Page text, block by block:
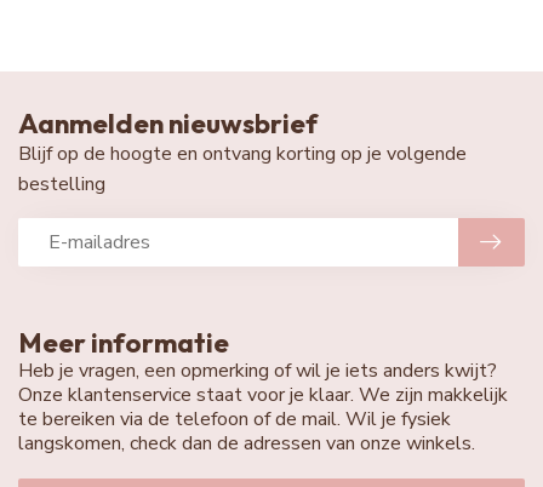
Meer informatie
Heb je vragen, een opmerking of wil je iets anders kwijt?
Onze klantenservice staat voor je klaar. We zijn makkelijk
te bereiken via de telefoon of de mail. Wil je fysiek
langskomen, check dan de adressen van onze winkels.
Aanmelden nieuwsbrief
Blijf op de hoogte en ontvang korting op je volgende
bestelling